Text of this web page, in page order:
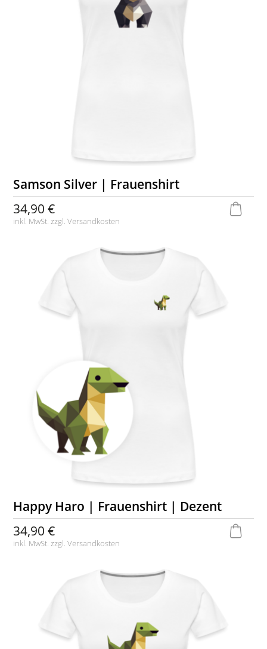
Samson Silver | Frauenshirt
34,90 €
inkl. MwSt. zzgl.Versandkosten
Happy Haro | Frauenshirt | Dezent
34,90 €
inkl. MwSt. zzgl.Versandkosten